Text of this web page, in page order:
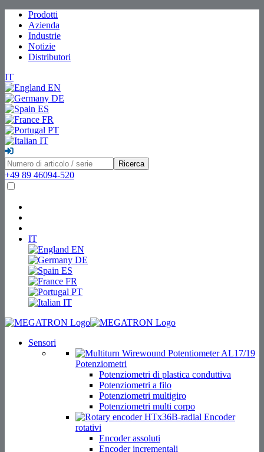
Prodotti
Azienda
Industrie
Notizie
Distributori
IT
EN
DE
ES
FR
PT
IT
Ricerca
+49 89 46094-520
IT
EN
DE
ES
FR
PT
IT
Sensori
Potenziometri
Potenziometri di plastica conduttiva
Potenziometri a filo
Potenziometri multigiro
Potenziometri multi corpo
Encoder
rotativi
Encoder assoluti
Encoder incrementali